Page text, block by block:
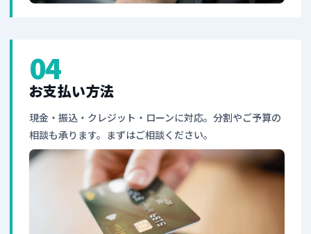
04
お支払い方法
現金・振込・クレジット・ローンに対応。分割やご予算の
相談も承ります。まずはご相談ください。